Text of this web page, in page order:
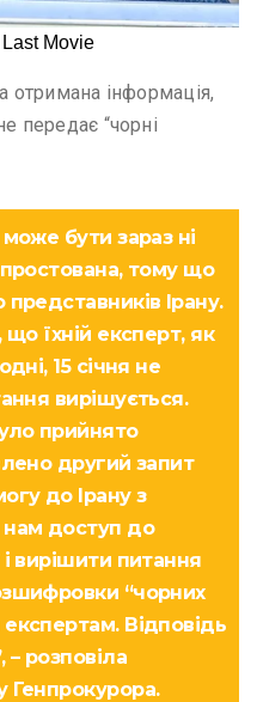
отримана інформація,
передає “чорні
бути зараз ні
тому що
Ірану.
їхній експерт, як
15 січня не
вирішується.
прийнято
другий запит
до Ірану з
доступ до
вирішити питання
“чорних
Відповідь
розповіла
Генпрокурора.